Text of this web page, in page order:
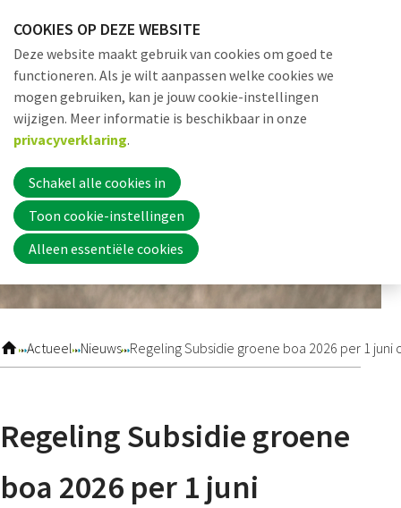
links
over
Jump
to
navigation
to
main
content
Actueel Nieuws Regeling Subsidie groene boa 2026 per 1 juni
Regeling Subsidie groene
boa 2026 per 1 juni
Word nu lid
Nieuwsbrief
COOKIES OP DEZE WEBSITE
Deze website maakt gebruik van cookies om goed te
functioneren. Als je wilt aanpassen welke cookies we
mogen gebruiken, kan je jouw cookie-instellingen
wijzigen. Meer informatie is beschikbaar in onze
privacyverklaring.
Schakel alle cookies in
Toon cookie-instellingen
Alleen essentiële cookies